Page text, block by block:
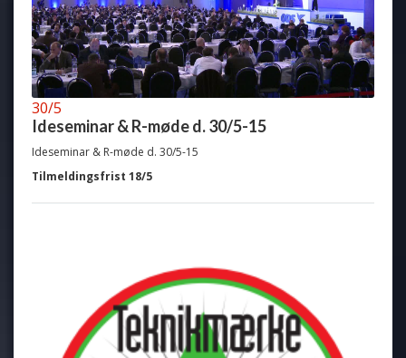
30/5
Ideseminar & R-møde d. 30/5-15
Ideseminar & R-møde d. 30/5-15
Tilmeldingsfrist 18/5